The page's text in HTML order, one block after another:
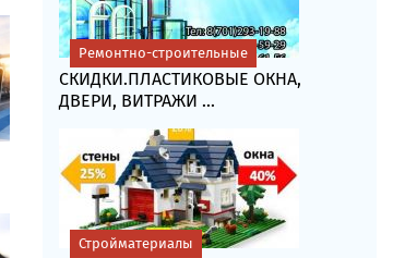
СКИДКИ.ПЛАСТИКОВЫЕ ОКНА,
ДВЕРИ, ВИТРАЖИ ...
Ремонтно-строительные
Стройматериалы